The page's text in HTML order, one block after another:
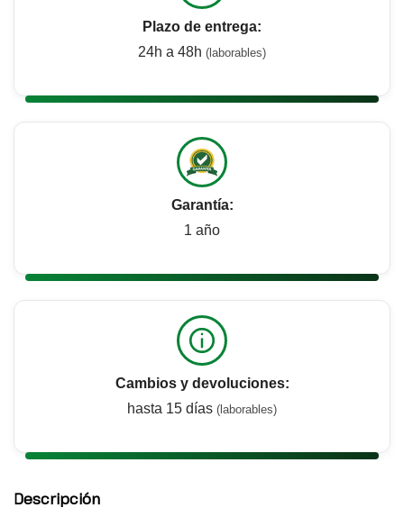
Plazo de entrega:
24h a 48h (laborables)
Garantía:
1 año
Cambios y devoluciones:
hasta 15 días (laborables)
Descripción